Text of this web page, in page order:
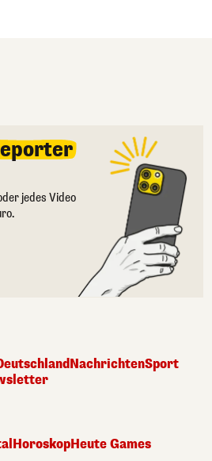
jedes Video
NachrichtenSport
HoroskopHeute Games